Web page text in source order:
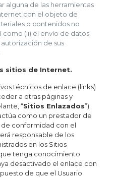
alguna de las herramientas
con el objeto de
o contenidos no
como (ii) el envío de datos
de sus
sitios de Internet.
técnicos de enlace (links)
a otras páginas y
“Sitios Enlazados”).
como un prestador de
conformidad con el
responsable de los
en los Sitios
tenga conocimiento
desactivado el enlace con
de que el Usuario